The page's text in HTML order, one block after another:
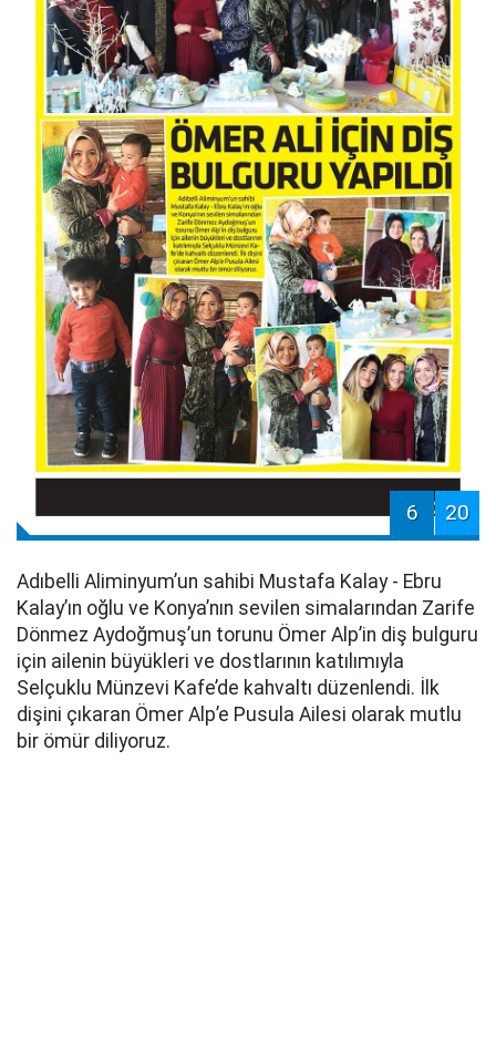
6 20
Adıbelli Aliminyum’un sahibi Mustafa Kalay - Ebru
Kalay’ın oğlu ve Konya’nın sevilen simalarından Zarife
Dönmez Aydoğmuş’un torunu Ömer Alp’in diş bulguru
için ailenin büyükleri ve dostlarının katılımıyla
Selçuklu Münzevi Kafe’de kahvaltı düzenlendi. İlk
dişini çıkaran Ömer Alp’e Pusula Ailesi olarak mutlu
bir ömür diliyoruz.